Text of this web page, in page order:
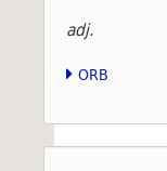
adj.
ORB